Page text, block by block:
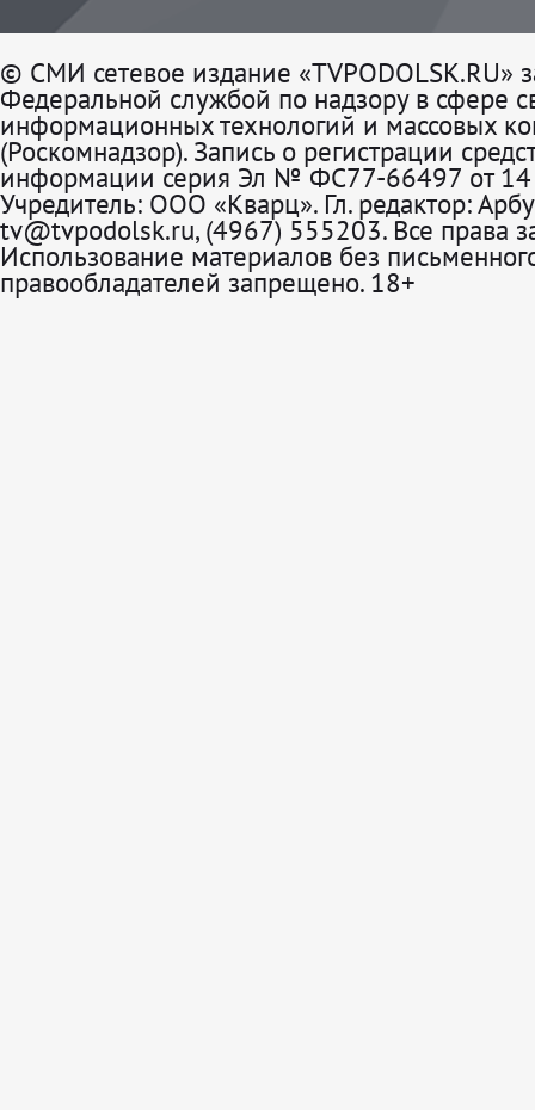
© СМИ сетевое издание «TVPODOLSK.RU»
Федеральной службой по надзору в сфере
информационных технологий и массовых
(Роскомнадзор). Запись о регистрации
информации серия Эл № ФС77-66497 от 14
Учредитель: ООО «Кварц». Гл. редактор:
tv@tvpodolsk.ru, (4967) 555203. Все права
Использование материалов без
правообладателей запрещено. 18+